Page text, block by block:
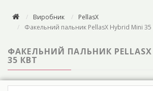
Виробник
PellasX
Факельний пальник PellasX Hybrid Mini 35
ФАКЕЛЬНИЙ ПАЛЬНИК PELLASX
35 КВТ